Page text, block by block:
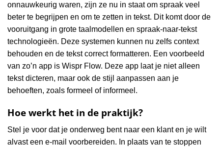
onnauwkeurig waren, zijn ze nu in staat om spraak veel
beter te begrijpen en om te zetten in tekst. Dit komt door de
vooruitgang in grote taalmodellen en spraak-naar-tekst
technologieën. Deze systemen kunnen nu zelfs context
behouden en de tekst correct formatteren. Een voorbeeld
van zo’n app is Wispr Flow. Deze app laat je niet alleen
tekst dicteren, maar ook de stijl aanpassen aan je
behoeften, zoals formeel of informeel.
Hoe werkt het in de praktijk?
Stel je voor dat je onderweg bent naar een klant en je wilt
alvast een e-mail voorbereiden. In plaats van te stoppen